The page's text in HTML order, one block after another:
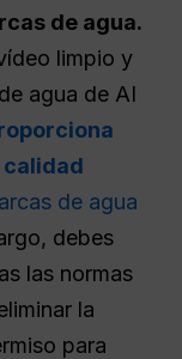
de agua.
limpio y
agua de AI
calidad
de agua
debes
las normas
la
para